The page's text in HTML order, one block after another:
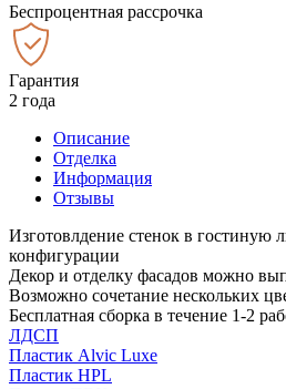
Беспроцентная рассрочка
Гарантия
2 года
Описание
Отделка
Информация
Отзывы
Изготовлдение стенок в гостиную
конфигурации
Декор и отделку фасадов можно
Возможно сочетание нескольких
Бесплатная сборка в течение 1-2
ЛДСП
Пластик Alvic Luxe
Пластик HPL